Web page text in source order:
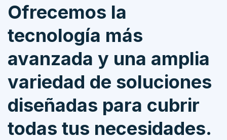
Ofrecemos la
tecnología más
avanzada y una amplia
variedad de soluciones
diseñadas para cubrir
todas tus necesidades.